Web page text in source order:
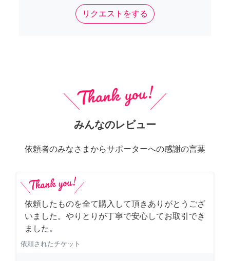
リクエストをする
みんなのレビュー
依頼者のみなさまからサポーターへの感謝の言葉
依頼したものを全て購入して頂きありがとうござ
いました。やりとりが丁寧で安心してお取引でき
ました。
依頼されたチケット